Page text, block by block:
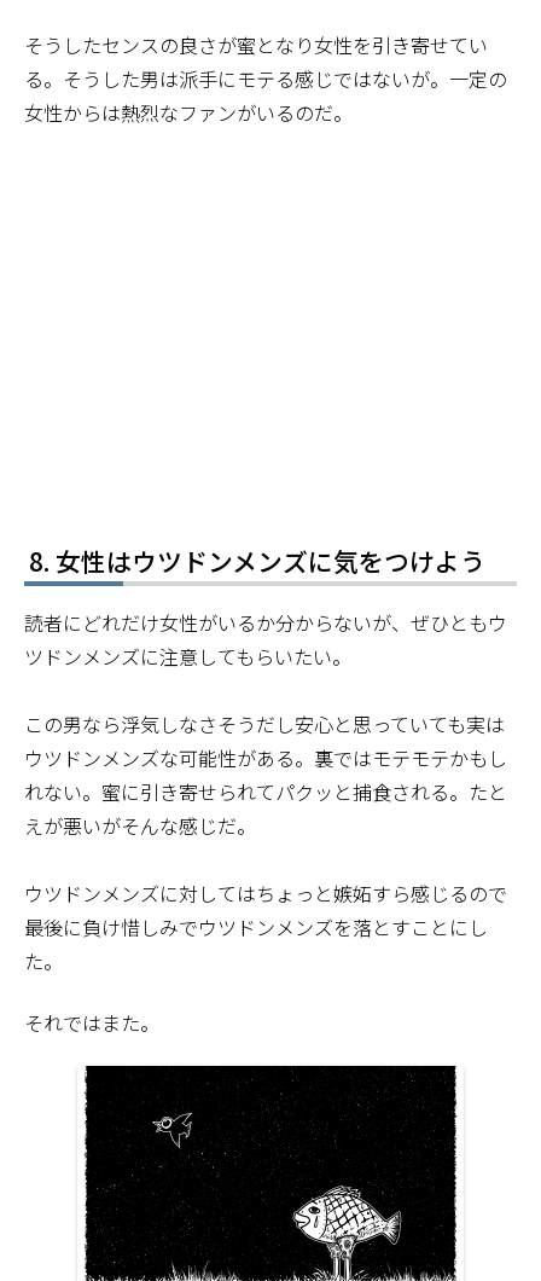
そうしたセンスの良さが蜜となり女性を引き寄せてい
る。そうした男は派手にモテる感じではないが。一定の
女性からは熱烈なファンがいるのだ。
女性はウツドンメンズに気をつけよう
読者にどれだけ女性がいるか分からないが、ぜひともウ
ツドンメンズに注意してもらいたい。
この男なら浮気しなさそうだし安心と思っていても実は
ウツドンメンズな可能性がある。裏ではモテモテかもし
れない。蜜に引き寄せられてパクッと捕食される。たと
えが悪いがそんな感じだ。
ウツドンメンズに対してはちょっと嫉妬すら感じるので
最後に負け惜しみでウツドンメンズを落とすことにし
た。
それではまた。